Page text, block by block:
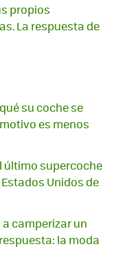
propios
La respuesta de
su coche se
es menos
último supercoche
Unidos de
camperizar un
la moda